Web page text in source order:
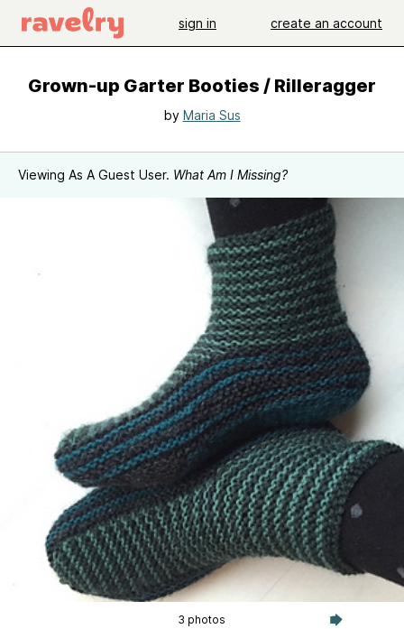
sign in create an account
Grown-up Garter Booties / Rilleragger
by Maria Sus
Viewing As A Guest User. What Am I Missing?
3 photos